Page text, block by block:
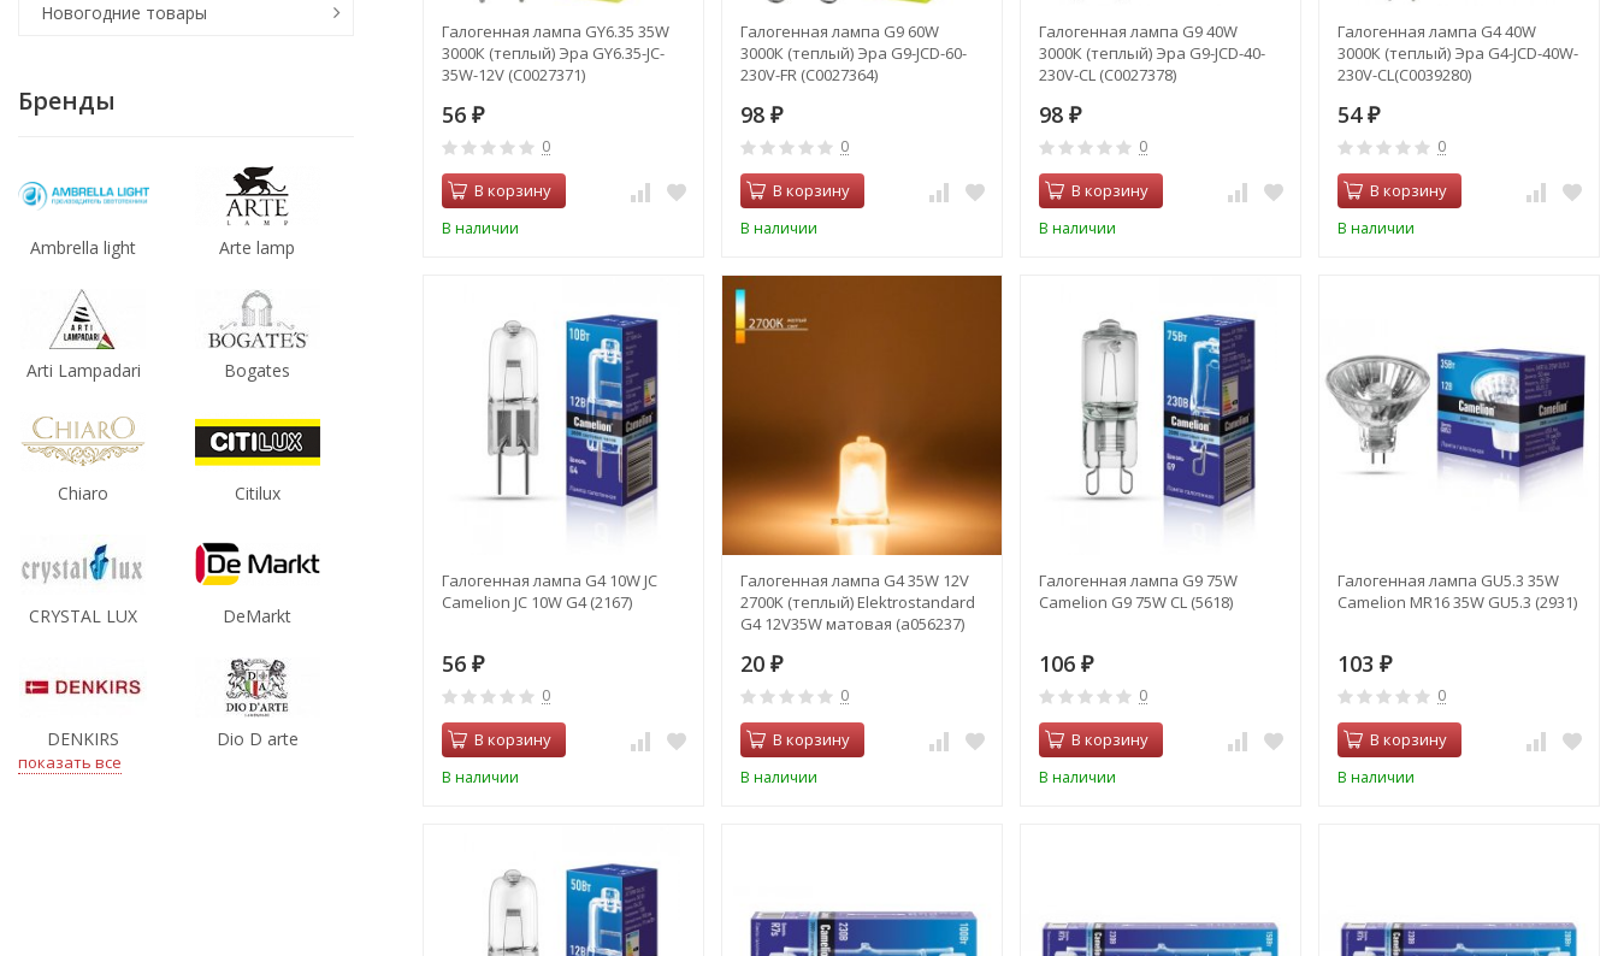
Галогенная лампа GY6.35 35W
3000К (теплый) Эра GY6.35-JC-
35W-12V (C0027371)
56 ₽
0
В корзину
В наличии
Галогенная лампа G9 60W
3000К (теплый) Эра G9-JCD-60-
230V-FR (C0027364)
98 ₽
0
В корзину
В наличии
Галогенная лампа G9 40W
3000К (теплый) Эра G9-JCD-40-
230V-CL (C0027378)
98 ₽
0
В корзину
В наличии
Галогенная лампа G4 40W
3000К (теплый) Эра G4-JCD-40W-
230V-CL(C0039280)
54 ₽
0
В корзину
В наличии
Галогенная лампа G4 10W JC
Camelion JC 10W G4 (2167)
56 ₽
0
В корзину
В наличии
Галогенная лампа G4 35W 12V
2700K (теплый) Elektrostandard
G4 12V35W матовая (a056237)
20 ₽
0
В корзину
В наличии
Галогенная лампа G9 75W
Camelion G9 75W CL (5618)
106 ₽
0
В корзину
В наличии
Галогенная лампа GU5.3 35W
Camelion MR16 35W GU5.3 (2931)
103 ₽
0
В корзину
В наличии
Новогодние товары
Бренды
Ambrella light Arte lamp
Arti Lampadari Bogates
Chiaro Citilux
CRYSTAL LUX DeMarkt
DENKIRS Dio D arte
показать все